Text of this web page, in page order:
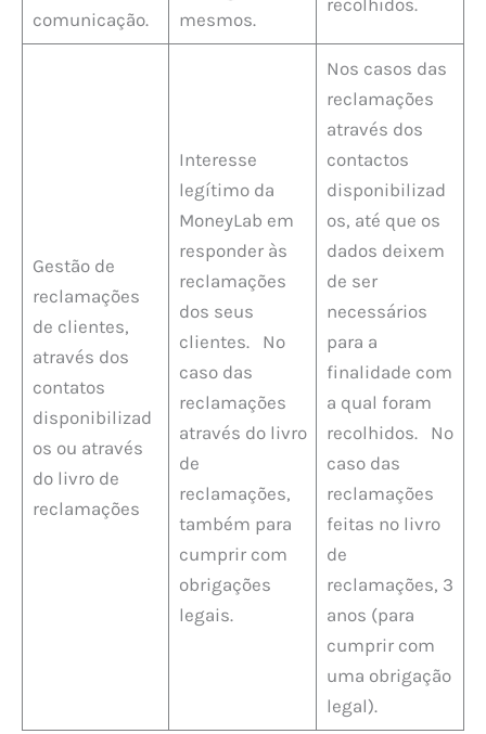
comunicação.
mesmos.
recolhidos.
Gestão de
reclamações
de clientes,
através dos
contatos
disponibilizad
os ou através
do livro de
reclamações
Interesse
legítimo da
MoneyLab em
responder às
reclamações
dos seus
clientes. No
caso das
reclamações
através do livro
de
reclamações,
também para
cumprir com
obrigações
legais.
Nos casos das
reclamações
através dos
contactos
disponibilizad
os, até que os
dados deixem
de ser
necessários
para a
finalidade com
a qual foram
recolhidos. No
caso das
reclamações
feitas no livro
de
reclamações, 3
anos (para
cumprir com
uma obrigação
legal).